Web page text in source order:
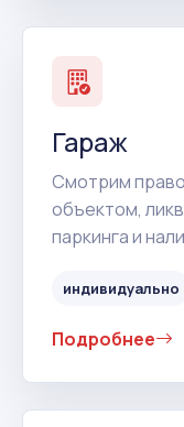
Гараж
Смотрим
объектом,
паркинга и
индивидуально
Подробнее